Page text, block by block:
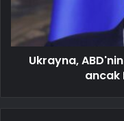
Ukrayna,
ancak